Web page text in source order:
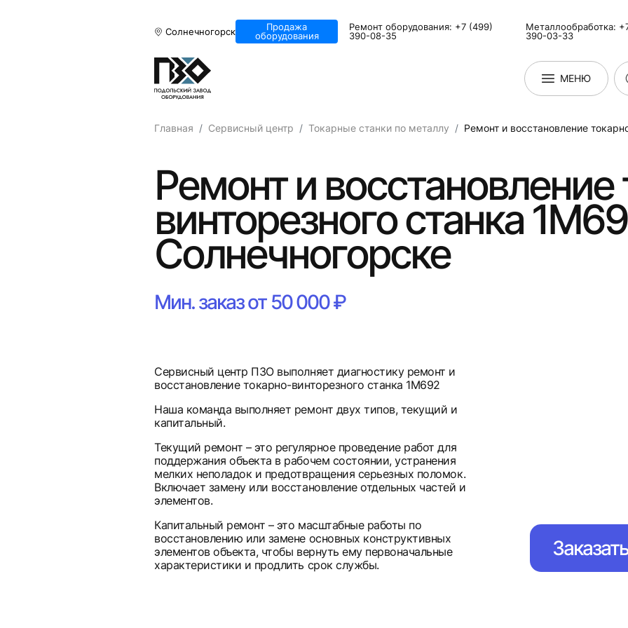
Солнечногорск
Продажа
оборудования
Ремонт оборудования: +7 (499)
390-08-35
Металлообработка:
390-03-33
МЕНЮ
Главная Сервисный центр Токарные станки по металлу Ремонт и восстановление
Ремонт и восстановление
винторезного станка
Солнечногорске
Мин. заказ от 50 000 ₽
Сервисный центр ПЗО выполняет диагностику ремонт и
восстановление токарно-винторезного станка 1М692
Наша команда выполняет ремонт двух типов, текущий и
капитальный.
Текущий ремонт – это регулярное проведение работ для
поддержания объекта в рабочем состоянии, устранения
мелких неполадок и предотвращения серьезных поломок.
Включает замену или восстановление отдельных частей и
элементов.
Капитальный ремонт – это масштабные работы по
восстановлению или замене основных конструктивных
элементов объекта, чтобы вернуть ему первоначальные
характеристики и продлить срок службы.